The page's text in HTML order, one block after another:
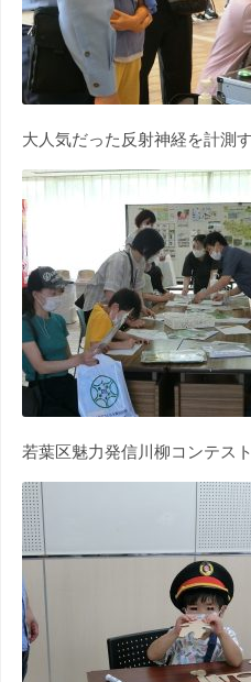
大人気だった反射神経を計測
若葉区魅力発信川柳コンテス